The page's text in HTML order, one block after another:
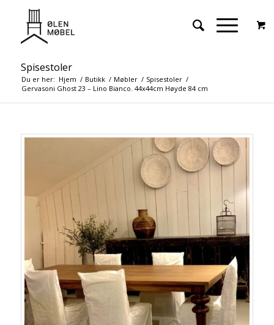
Spisestoler
Du er her: Hjem / Butikk / Møbler / Spisestoler /
Gervasoni Ghost 23 – Lino Bianco. 44x44cm Høyde 84 cm